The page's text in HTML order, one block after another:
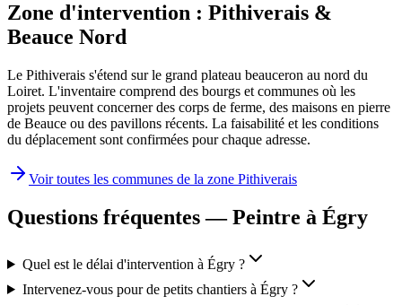
Zone d'intervention : Pithiverais &
Beauce Nord
Le Pithiverais s'étend sur le grand plateau beauceron au nord du
Loiret. L'inventaire comprend des bourgs et communes où les
projets peuvent concerner des corps de ferme, des maisons en pierre
de Beauce ou des pavillons récents. La faisabilité et les conditions
du déplacement sont confirmées pour chaque adresse.
Voir toutes les communes de la zone Pithiverais
Questions fréquentes — Peintre à Égry
Quel est le délai d'intervention à Égry ?
Intervenez-vous pour de petits chantiers à Égry ?